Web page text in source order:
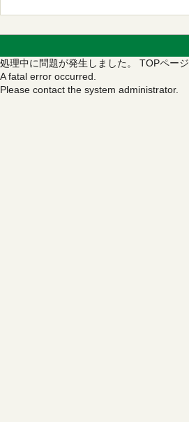
処理中に問題が発生しました。 TOPペー
A fatal error occurred.
Please contact the system administrator.